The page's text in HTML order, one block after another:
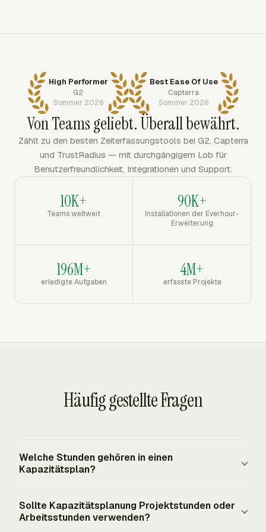
High Performer
G2
Sommer 2026
Best Ease Of Use
Capterra
Sommer 2026
Von Teams geliebt. Überall bewährt.
Zählt zu den besten Zeiterfassungstools bei G2, Capterra
und TrustRadius — mit durchgängigem Lob für
Benutzerfreundlichkeit, Integrationen und Support.
10K+
Teams weltweit
90K+
Installationen der Everhour-
Erweiterung
196M+
erledigte Aufgaben
4M+
erfasste Projekte
Häufig gestellte Fragen
Welche Stunden gehören in einen
Kapazitätsplan?
zugewiesene Projektstunden, nicht abrechenbare interne
Sollte Kapazitätsplanung Projektstunden oder
Arbeitsstunden verwenden?